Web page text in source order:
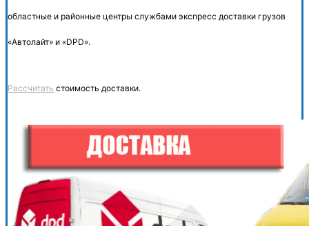
областные и районные центры службами экспресс доставки грузов
«Автолайт» и «DPD».
Рассчитать стоимость доставки.